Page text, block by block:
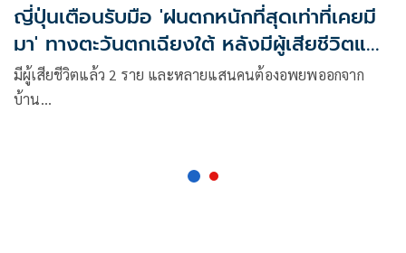
ญี่ปุ่นเตือนรับมือ 'ฝนตกหนักที่สุดเท่าที่เคยมี
มา' ทางตะวันตกเฉียงใต้ หลังมีผู้เสียชีวิตแล้ว
2 ราย
มีผู้เสียชีวิตแล้ว 2 ราย และหลายแสนคนต้องอพยพออกจาก
บ้าน…